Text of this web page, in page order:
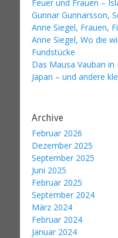
Feuer und Frauen –
Gunnar Gunnarsson,
Anne Siegel, Frauen,
Anne Siegel, Wo die
Fundstücke
Das Mausa Vauban
Japan – und andere
Archive
Februar 2026
Dezember 2025
September 2025
Juni 2025
Februar 2025
September 2024
März 2024
Februar 2024
Januar 2024